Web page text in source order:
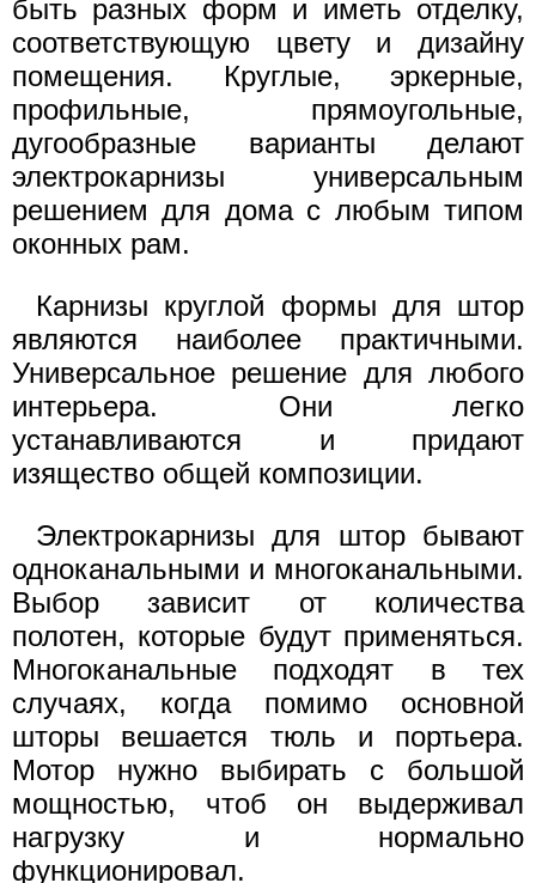
быть разных форм и иметь отделку,
соответствующую цвету и дизайну
помещения. Круглые, эркерные,
профильные, прямоугольные,
дугообразные варианты делают
электрокарнизы универсальным
решением для дома с любым типом
оконных рам.
Карнизы круглой формы для штор
являются наиболее практичными.
Универсальное решение для любого
интерьера. Они легко
устанавливаются и придают
изящество общей композиции.
Электрокарнизы для штор бывают
одноканальными и многоканальными.
Выбор зависит от количества
полотен, которые будут применяться.
Многоканальные подходят в тех
случаях, когда помимо основной
шторы вешается тюль и портьера.
Мотор нужно выбирать с большой
мощностью, чтоб он выдерживал
нагрузку и нормально
функционировал.